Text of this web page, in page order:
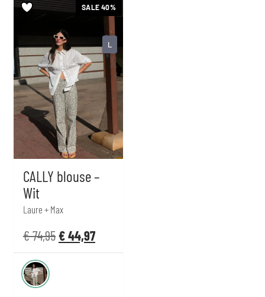
SALE 40%
CALLY blouse –
Wit
Laure + Max
€74,95€44,97
L